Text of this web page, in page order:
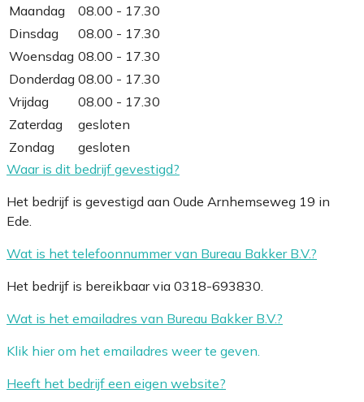
Maandag
08.00 - 17.30
Dinsdag
08.00 - 17.30
Woensdag 08.00 - 17.30
Donderdag 08.00 - 17.30
Vrijdag
08.00 - 17.30
Zaterdag
gesloten
Zondag
gesloten
Waar is dit bedrijf gevestigd?
Het bedrijf is gevestigd aan Oude Arnhemseweg 19 in
Ede.
Wat is het telefoonnummer van Bureau Bakker B.V.?
Het bedrijf is bereikbaar via 0318-693830.
Wat is het emailadres van Bureau Bakker B.V.?
Klik hier om het emailadres weer te geven.
Heeft het bedrijf een eigen website?